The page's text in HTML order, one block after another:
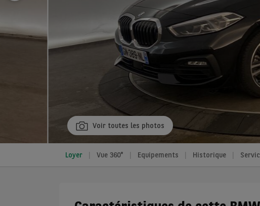
Voir toutes les photos
Loyer Vue 360° Equipements Historique